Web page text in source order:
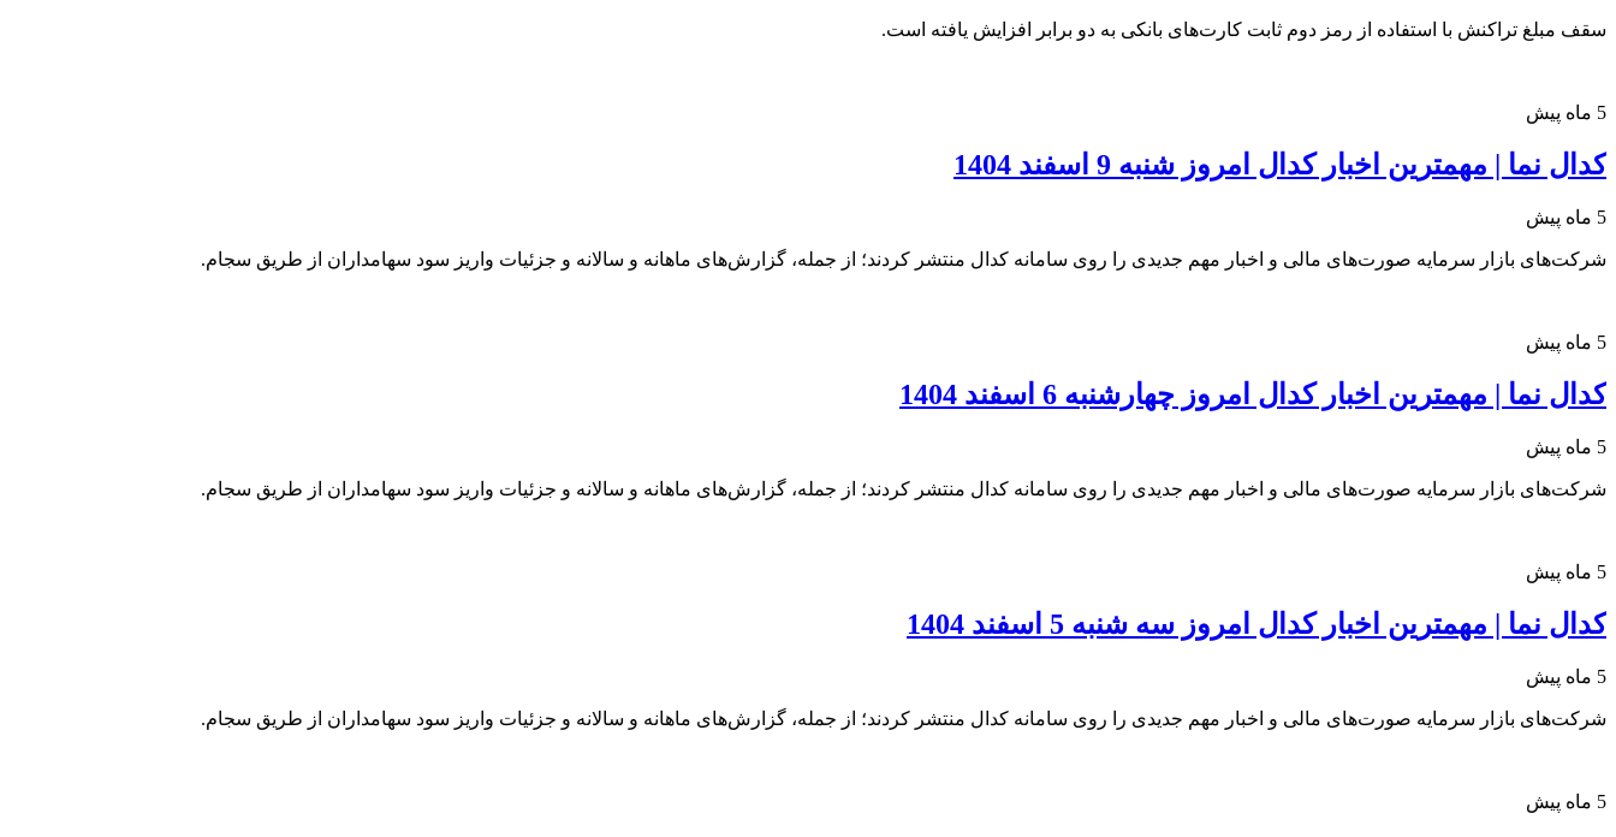
سقف مبلغ تراکنش با استفاده از رمز دوم ثابت کارت‌های بانکی به دو برابر افزایش یافته است.
5 ماه پیش
کدال نما | مهمترین اخبار کدال امروز شنبه 9 اسفند 1404
5 ماه پیش
شرکت‌های بازار سرمایه صورت‌های مالی و اخبار مهم جدیدی را روی سامانه کدال منتشر کردند؛ از جمله، گزارش‌های ماهانه و سالانه و جزئیات واریز سود سهامداران از طریق سجام.
5 ماه پیش
کدال نما | مهمترین اخبار کدال امروز چهارشنبه 6 اسفند 1404
5 ماه پیش
شرکت‌های بازار سرمایه صورت‌های مالی و اخبار مهم جدیدی را روی سامانه کدال منتشر کردند؛ از جمله، گزارش‌های ماهانه و سالانه و جزئیات واریز سود سهامداران از طریق سجام.
5 ماه پیش
کدال نما | مهمترین اخبار کدال امروز سه شنبه 5 اسفند 1404
5 ماه پیش
شرکت‌های بازار سرمایه صورت‌های مالی و اخبار مهم جدیدی را روی سامانه کدال منتشر کردند؛ از جمله، گزارش‌های ماهانه و سالانه و جزئیات واریز سود سهامداران از طریق سجام.
5 ماه پیش